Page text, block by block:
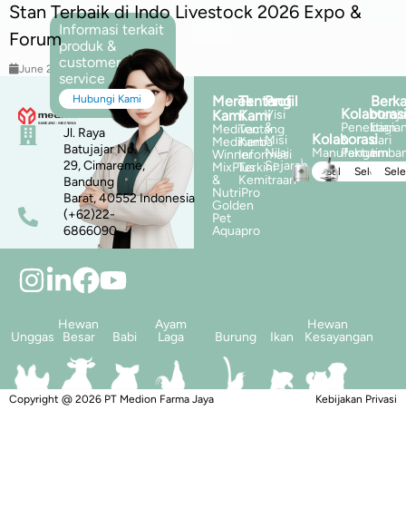
Stan Terbaik di Indo Livestock 2026 Expo &
Forum
June 25, 2026
Jl. Raya
Batujajar No.
29, Cimareme,
Bandung
Barat, 40552 Indonesia
(+62)22-
6866090
Informasi terkait
produk &
customer
service
Hubungi Kami
Merek
Kami
Medivac
Mediherba
Winner
MixPlus
&
NutriPro
Golden
Pet
Aquapro
Tentang
Kami
Tentang
Kami
Informasi
Terkini
Kemitraan
Profil
Visi
&
Misi
Nilai
Sejarah
Kolaborasi
Manufaktur
Selengkapnya
Penelitian
&
dari
tim
Unggas
Hewan
Besar
Babi
Ayam
Laga
Burung Ikan
Hewan
Kesayangan
Copyright @ 2026 PT Medion Farma Jaya
Ardovigus was here Kebijakan Privasi